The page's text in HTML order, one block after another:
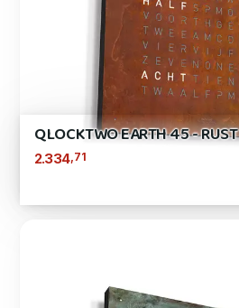
QLOCKTWO EARTH 45 - RUST
2.334,71